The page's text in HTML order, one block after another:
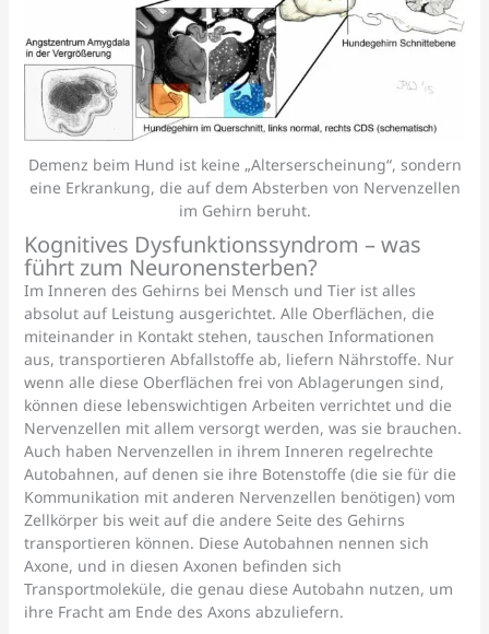
Demenz beim Hund ist keine „Alterserscheinung“, sondern
eine Erkrankung, die auf dem Absterben von Nervenzellen
im Gehirn beruht.
Kognitives Dysfunktionssyndrom – was
führt zum Neuronensterben?
Im Inneren des Gehirns bei Mensch und Tier ist alles
absolut auf Leistung ausgerichtet. Alle Oberflächen, die
miteinander in Kontakt stehen, tauschen Informationen
aus, transportieren Abfallstoffe ab, liefern Nährstoffe. Nur
wenn alle diese Oberflächen frei von Ablagerungen sind,
können diese lebenswichtigen Arbeiten verrichtet und die
Nervenzellen mit allem versorgt werden, was sie brauchen.
Auch haben Nervenzellen in ihrem Inneren regelrechte
Autobahnen, auf denen sie ihre Botenstoffe (die sie für die
Kommunikation mit anderen Nervenzellen benötigen) vom
Zellkörper bis weit auf die andere Seite des Gehirns
transportieren können. Diese Autobahnen nennen sich
Axone, und in diesen Axonen befinden sich
Transportmoleküle, die genau diese Autobahn nutzen, um
ihre Fracht am Ende des Axons abzuliefern.